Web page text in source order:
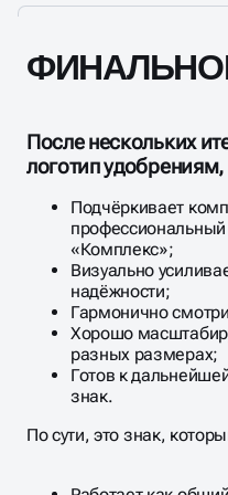
После нескольких
логотип
Подчёркивает
«Комплекс»;
Визуально
надёжности;
Гармонично
Хорошо
разных размерах;
Готов к
знак.​
По сути, это знак,